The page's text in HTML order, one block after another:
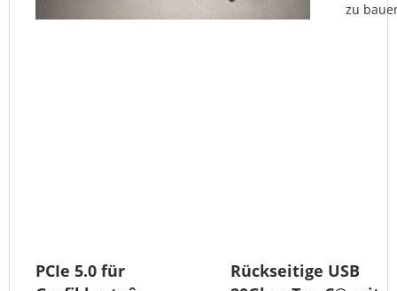
zu
PCIe 5.0 für
Rückseitige USB